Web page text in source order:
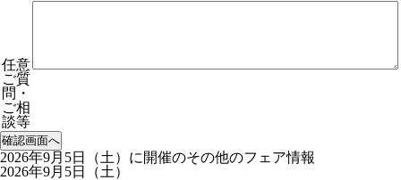
任意
ご質
問・
ご相
談等
2026年9月5日（土）に開催のその他のフェア情報
2026年9月5日（土）